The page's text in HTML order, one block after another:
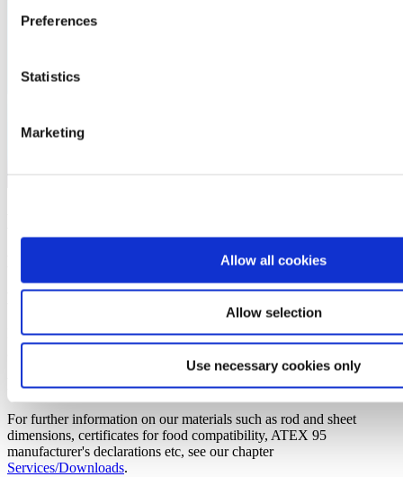
Preferences
Statistics
Marketing
Allow all cookies
Allow selection
Use necessary cookies only
Downloads en meer informatie
Downloads
Klikhierom naar de actuele downloads van onze kunststoffen te
gaan.
Further Downloads
For further information on our materials such as rod and sheet
dimensions, certificates for food compatibility, ATEX 95
manufacturer's declarations etc, see our chapter
Services/Downloads.